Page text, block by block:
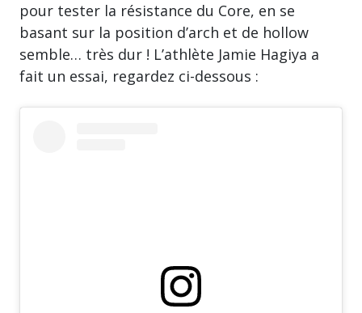
pour tester la résistance du Core, en se
basant sur la position d’arch et de hollow
semble… très dur ! L’athlète Jamie Hagiya a
fait un essai, regardez ci-dessous :